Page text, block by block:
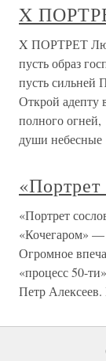
X
X ПОРТРЕТ
пусть образ
пусть сильней
Открой
полного
души небесные
«Портрет
«Портрет
«Кочегаром» —
Огромное
«процесс 50-
Петр